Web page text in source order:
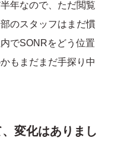
年なので、ただ閲覧
のスタッフはまだ慣
でSONRをどう位置
もまだまだ手探り中
、変化はありまし